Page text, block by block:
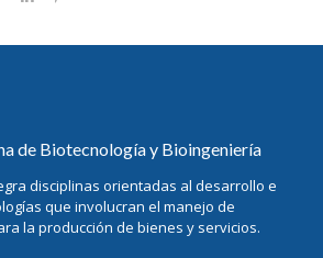
de Biotecnología y Bioingeniería
disciplinas orientadas al desarrollo e
que involucran el manejo de
la producción de bienes y servicios.